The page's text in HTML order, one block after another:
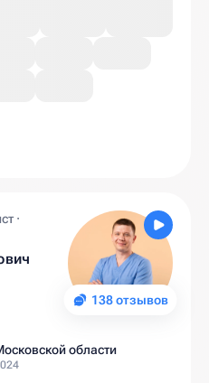
138 отзывов
·
области